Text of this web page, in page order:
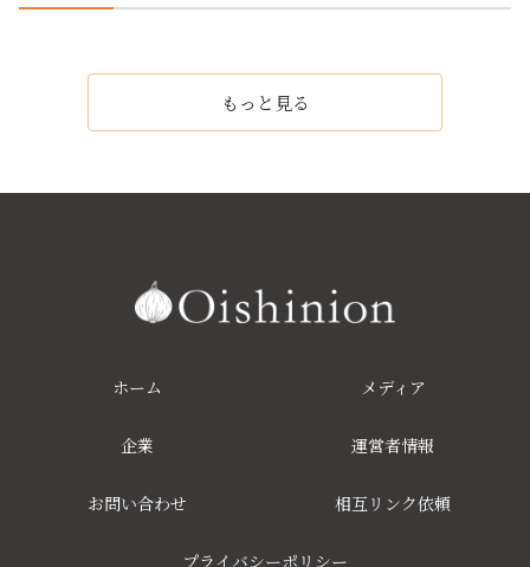
もっと見る
ホーム メディア
企業 運営者情報
お問い合わせ 相互リンク依頼
プライバシーポリシー